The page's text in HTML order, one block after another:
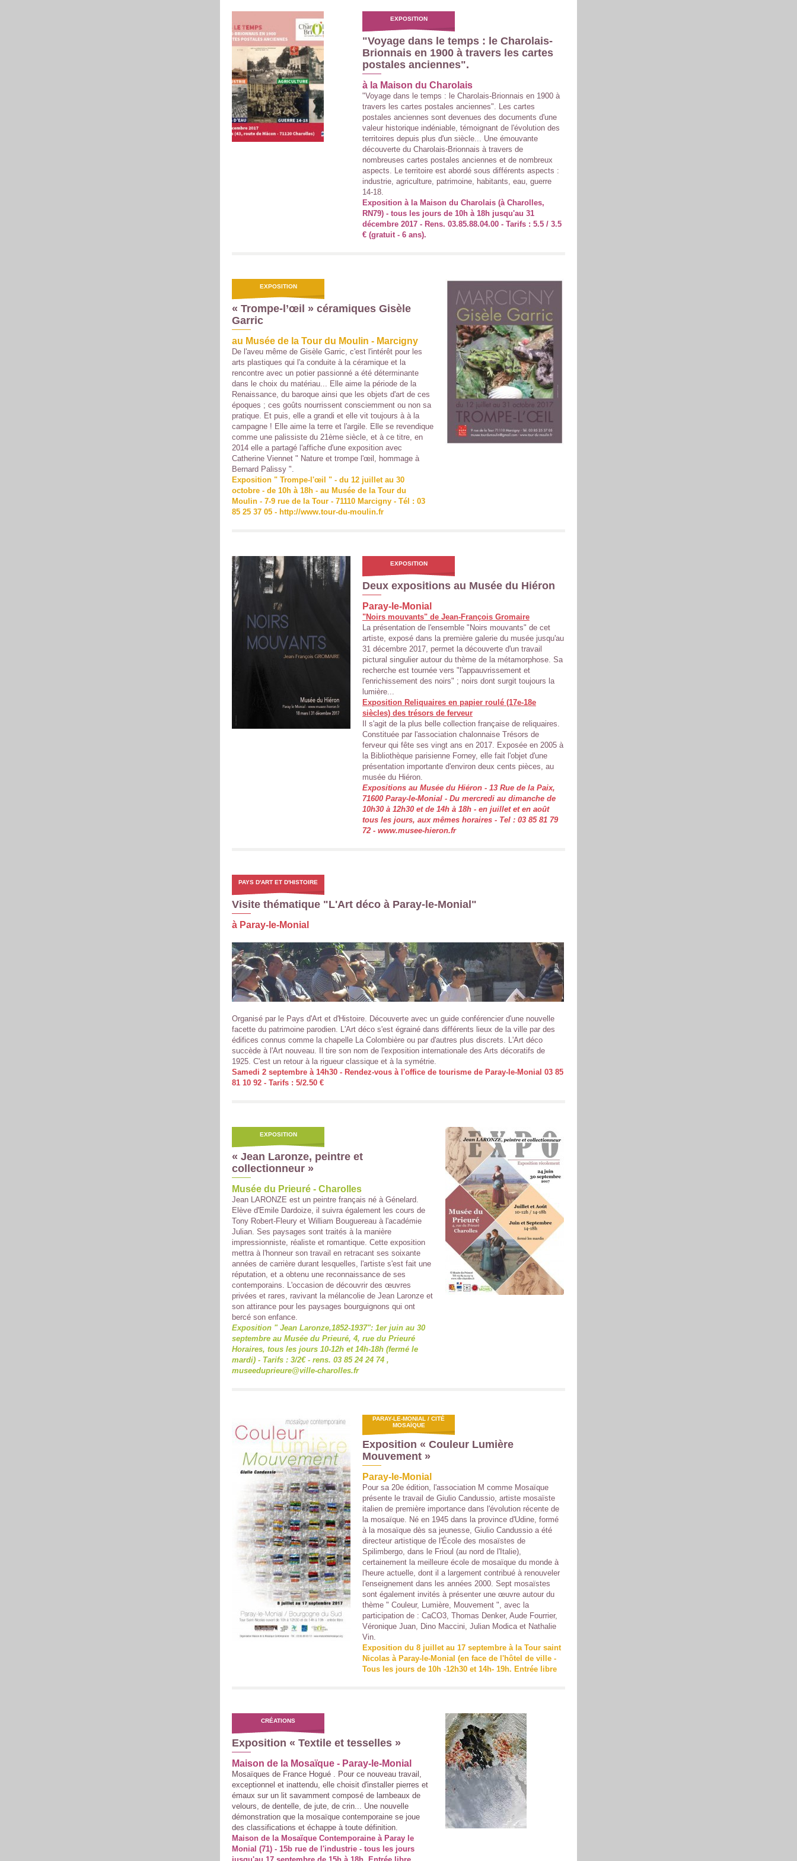
EXPOSITION
"Voyage dans le temps : le Charolais-
Brionnais en 1900 à travers les cartes
postales anciennes".
à la Maison du Charolais
"Voyage dans le temps : le Charolais-Brionnais en 1900 à
travers les cartes postales anciennes". Les cartes
postales anciennes sont devenues des documents d'une
valeur historique indéniable, témoignant de l'évolution des
territoires depuis plus d'un siècle... Une émouvante
découverte du Charolais-Brionnais à travers de
nombreuses cartes postales anciennes et de nombreux
aspects. Le territoire est abordé sous différents aspects :
industrie, agriculture, patrimoine, habitants, eau, guerre
14-18.
Exposition à la Maison du Charolais (à Charolles,
RN79) - tous les jours de 10h à 18h jusqu'au 31
décembre 2017 - Rens. 03.85.88.04.00 - Tarifs : 5.5 / 3.5
€ (gratuit - 6 ans).
EXPOSITION
« Trompe-l’œil » céramiques Gisèle
Garric
au Musée de la Tour du Moulin - Marcigny
De l'aveu même de Gisèle Garric, c'est l'intérêt pour les
arts plastiques qui l'a conduite à la céramique et la
rencontre avec un potier passionné a été déterminante
dans le choix du matériau... Elle aime la période de la
Renaissance, du baroque ainsi que les objets d'art de ces
époques ; ces goûts nourrissent consciemment ou non sa
pratique. Et puis, elle a grandi et elle vit toujours à à la
campagne ! Elle aime la terre et l'argile. Elle se revendique
comme une palissiste du 21ème siècle, et à ce titre, en
2014 elle a partagé l'affiche d'une exposition avec
Catherine Viennet " Nature et trompe l'œil, hommage à
Bernard Palissy ".
Exposition " Trompe-l'œil " - du 12 juillet au 30
octobre - de 10h à 18h - au Musée de la Tour du
Moulin - 7-9 rue de la Tour - 71110 Marcigny - Tél : 03
85 25 37 05 - http://www.tour-du-moulin.fr
EXPOSITION
Deux expositions au Musée du Hiéron
Paray-le-Monial
"Noirs mouvants" de Jean-François Gromaire
La présentation de l'ensemble "Noirs mouvants" de cet
artiste, exposé dans la première galerie du musée jusqu'au
31 décembre 2017, permet la découverte d'un travail
pictural singulier autour du thème de la métamorphose. Sa
recherche est tournée vers "l'appauvrissement et
l'enrichissement des noirs" ; noirs dont surgit toujours la
lumière...
Exposition Reliquaires en papier roulé (17e-18e
siècles) des trésors de ferveur
Il s'agit de la plus belle collection française de reliquaires.
Constituée par l'association chalonnaise Trésors de
ferveur qui fête ses vingt ans en 2017. Exposée en 2005 à
la Bibliothèque parisienne Forney, elle fait l'objet d'une
présentation importante d'environ deux cents pièces, au
musée du Hiéron.
Expositions au Musée du Hiéron - 13 Rue de la Paix,
71600 Paray-le-Monial - Du mercredi au dimanche de
10h30 à 12h30 et de 14h à 18h - en juillet et en août
tous les jours, aux mêmes horaires - Tel : 03 85 81 79
72 - www.musee-hieron.fr
PAYS D'ART ET D'HISTOIRE
Visite thématique "L'Art déco à Paray-le-Monial"
à Paray-le-Monial
Organisé par le Pays d'Art et d'Histoire. Découverte avec un guide conférencier d'une nouvelle
facette du patrimoine parodien. L'Art déco s'est égrainé dans différents lieux de la ville par des
édifices connus comme la chapelle La Colombière ou par d'autres plus discrets. L'Art déco
succède à l'Art nouveau. Il tire son nom de l'exposition internationale des Arts décoratifs de
1925. C'est un retour à la rigueur classique et à la symétrie.
Samedi 2 septembre à 14h30 - Rendez-vous à l'office de tourisme de Paray-le-Monial 03 85
81 10 92 - Tarifs : 5/2.50 €
EXPOSITION
« Jean Laronze, peintre et
collectionneur »
Musée du Prieuré - Charolles
Jean LARONZE est un peintre français né à Génelard.
Elève d'Emile Dardoize, il suivra également les cours de
Tony Robert-Fleury et William Bouguereau à l'académie
Julian. Ses paysages sont traités à la manière
impressionniste, réaliste et romantique. Cette exposition
mettra à l'honneur son travail en retracant ses soixante
années de carrière durant lesquelles, l'artiste s'est fait une
réputation, et a obtenu une reconnaissance de ses
contemporains. L'occasion de découvrir des œuvres
privées et rares, ravivant la mélancolie de Jean Laronze et
son attirance pour les paysages bourguignons qui ont
bercé son enfance.
Exposition " Jean Laronze,1852-1937": 1er juin au 30
septembre au Musée du Prieuré, 4, rue du Prieuré
Horaires, tous les jours 10-12h et 14h-18h (fermé le
mardi) - Tarifs : 3/2€ - rens. 03 85 24 24 74 ,
museeduprieure@ville-charolles.fr
PARAY-LE-MONIAL / CITÉ
MOSAÏQUE
Exposition « Couleur Lumière
Mouvement »
Paray-le-Monial
Pour sa 20e édition, l'association M comme Mosaïque
présente le travail de Giulio Candussio, artiste mosaïste
italien de première importance dans l'évolution récente de
la mosaïque. Né en 1945 dans la province d'Udine, formé
à la mosaïque dès sa jeunesse, Giulio Candussio a été
directeur artistique de l'École des mosaïstes de
Spilimbergo, dans le Frioul (au nord de l'Italie),
certainement la meilleure école de mosaïque du monde à
l'heure actuelle, dont il a largement contribué à renouveler
l'enseignement dans les années 2000. Sept mosaïstes
sont également invités à présenter une œuvre autour du
thème " Couleur, Lumière, Mouvement ", avec la
participation de : CaCO3, Thomas Denker, Aude Fourrier,
Véronique Juan, Dino Maccini, Julian Modica et Nathalie
Vin.
Exposition du 8 juillet au 17 septembre à la Tour saint
Nicolas à Paray-le-Monial (en face de l'hôtel de ville -
Tous les jours de 10h -12h30 et 14h- 19h. Entrée libre
CRÉATIONS
Exposition « Textile et tesselles »
Maison de la Mosaïque - Paray-le-Monial
Mosaïques de France Hogué . Pour ce nouveau travail,
exceptionnel et inattendu, elle choisit d'installer pierres et
émaux sur un lit savamment composé de lambeaux de
velours, de dentelle, de jute, de crin... Une nouvelle
démonstration que la mosaïque contemporaine se joue
des classifications et échappe à toute définition.
Maison de la Mosaïque Contemporaine à Paray le
Monial (71) - 15b rue de l'industrie - tous les jours